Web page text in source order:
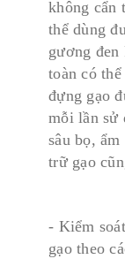
không cẩn
thể dùng
gương đen
toàn có
đựng gạo
mỗi lần sử
sâu bọ,
trữ gạo
- Kiểm
gạo theo